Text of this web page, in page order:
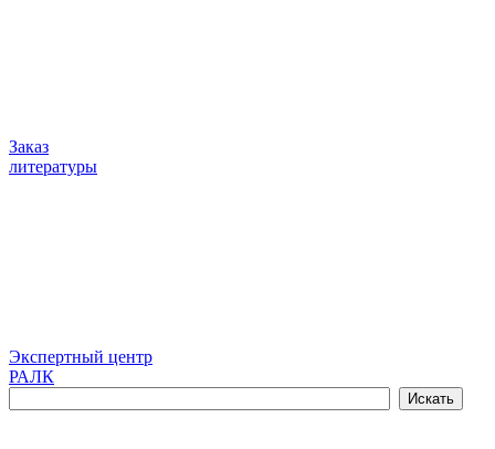
Заказ
литературы
Экспертный центр
РАЛК